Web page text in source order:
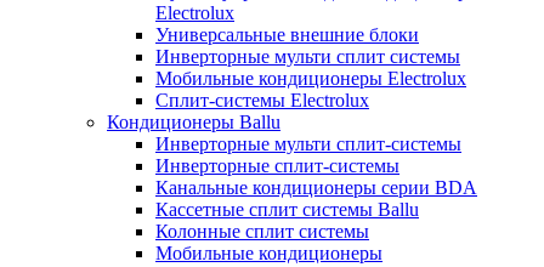
Electrolux
Универсальные внешние блоки
Инверторные мульти сплит системы
Мобильные кондиционеры Electrolux
Сплит-системы Electrolux
Кондиционеры Ballu
Инверторные мульти сплит-системы
Инверторные сплит-системы
Канальные кондиционеры серии BDA
Кассетные сплит системы Ballu
Колонные сплит системы
Мобильные кондиционеры